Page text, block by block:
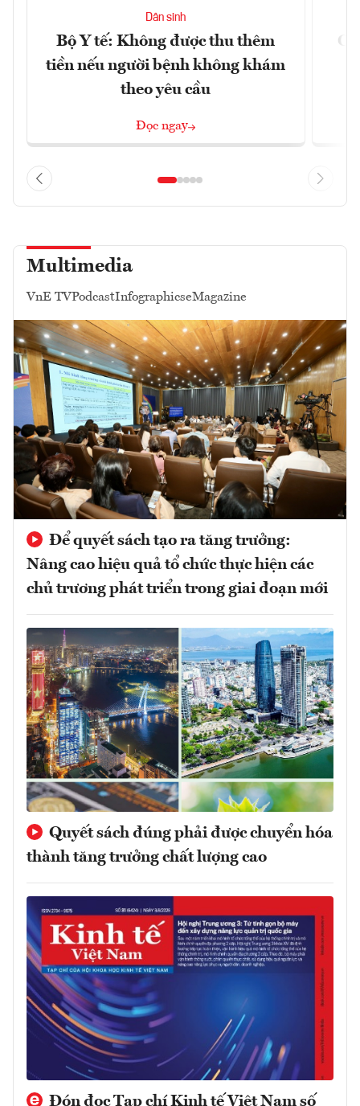
Dân sinh
Bộ Y tế: Không được thu thêm
tiền nếu người bệnh không khám
theo yêu cầu
Đọc ngay
Multimedia
VnE TVPodcastInfographicseMagazine
Để quyết sách tạo ra tăng trưởng:
Nâng cao hiệu quả tổ chức thực hiện các
chủ trương phát triển trong giai đoạn mới
Quyết sách đúng phải được chuyển hóa
thành tăng trưởng chất lượng cao
Đón đọc Tạp chí Kinh tế Việt Nam số